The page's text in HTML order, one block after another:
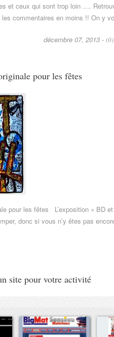
et ceux qui sont trop loin ….
commentaires en moins !! On y
décembre 07, 2013 -
pour les fêtes
pour les fêtes L’exposition « BD
donc si vous n’y êtes pas
site pour votre activité